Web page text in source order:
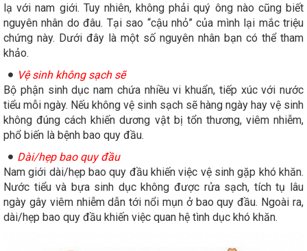
lạ với nam giới. Tuy nhiên, không phải quý ông nào cũng biết
nguyên nhân do đâu. Tại sao “cậu nhỏ” của mình lại mắc triệu
chứng này. Dưới đây là một số nguyên nhân bạn có thể tham
khảo.
Vệ sinh không sạch sẽ
Bộ phận sinh dục nam chứa nhiều vi khuẩn, tiếp xúc với nước
tiểu mỗi ngày. Nếu không vệ sinh sạch sẽ hàng ngày hay vệ sinh
không đúng cách khiến dương vật bị tổn thương, viêm nhiễm,
phổ biến là bệnh bao quy đầu.
Dài/hẹp bao quy đầu
Nam giới dài/hẹp bao quy đầu khiến việc vệ sinh gặp khó khăn.
Nước tiểu và bựa sinh dục không được rửa sạch, tích tụ lâu
ngày gây viêm nhiễm dẫn tới nổi mụn ở bao quy đầu. Ngoài ra,
dài/hẹp bao quy đầu khiến việc quan hệ tình dục khó khăn.